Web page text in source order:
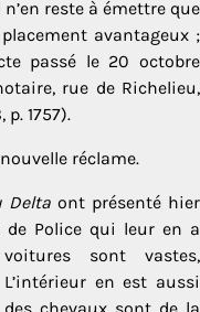
reste à émettre que
avantageux ;
passé le 20 octobre
rue de Richelieu,
p. 1757).
réclame.
Delta ont présenté hier
de Police qui leur en a
sont vastes,
en est aussi